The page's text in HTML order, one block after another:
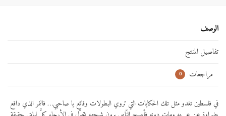
الوصف
تفاصيل المنتج
مراجعات
0
في فلسطين تغدو مثل تلك الحكايات التي تروي البطولات وقائع يا صاحبي… فالنمر الذي دافع